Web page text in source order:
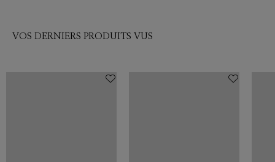
VOS DERNIERS PRODUITS VUS